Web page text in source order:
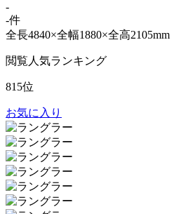
-
-件
全長4840×全幅1880×全高2105mm
閲覧人気ランキング
815位
お気に入り